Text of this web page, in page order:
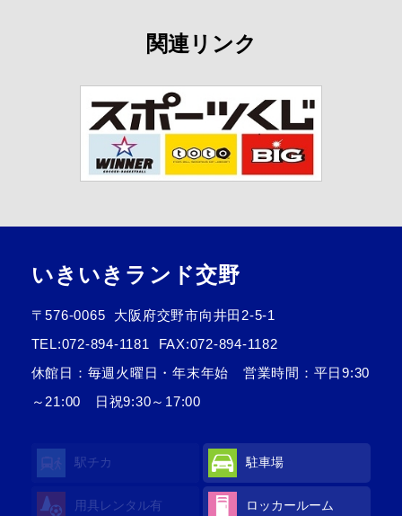
関連リンク
いきいきランド交野
〒576-0065
大阪府交野市向井田2-5-1
TEL:072-894-1181
FAX:072-894-1182
休館日：毎週火曜日・年末年始 営業時間：平日9:30
～21:00 日祝9:30～17:00
駅チカ 駐車場
用具レンタル有 ロッカールーム